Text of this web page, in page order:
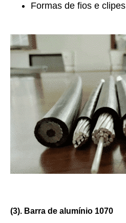
Formas de fios e clipes
(3). Barra de alumínio 1070